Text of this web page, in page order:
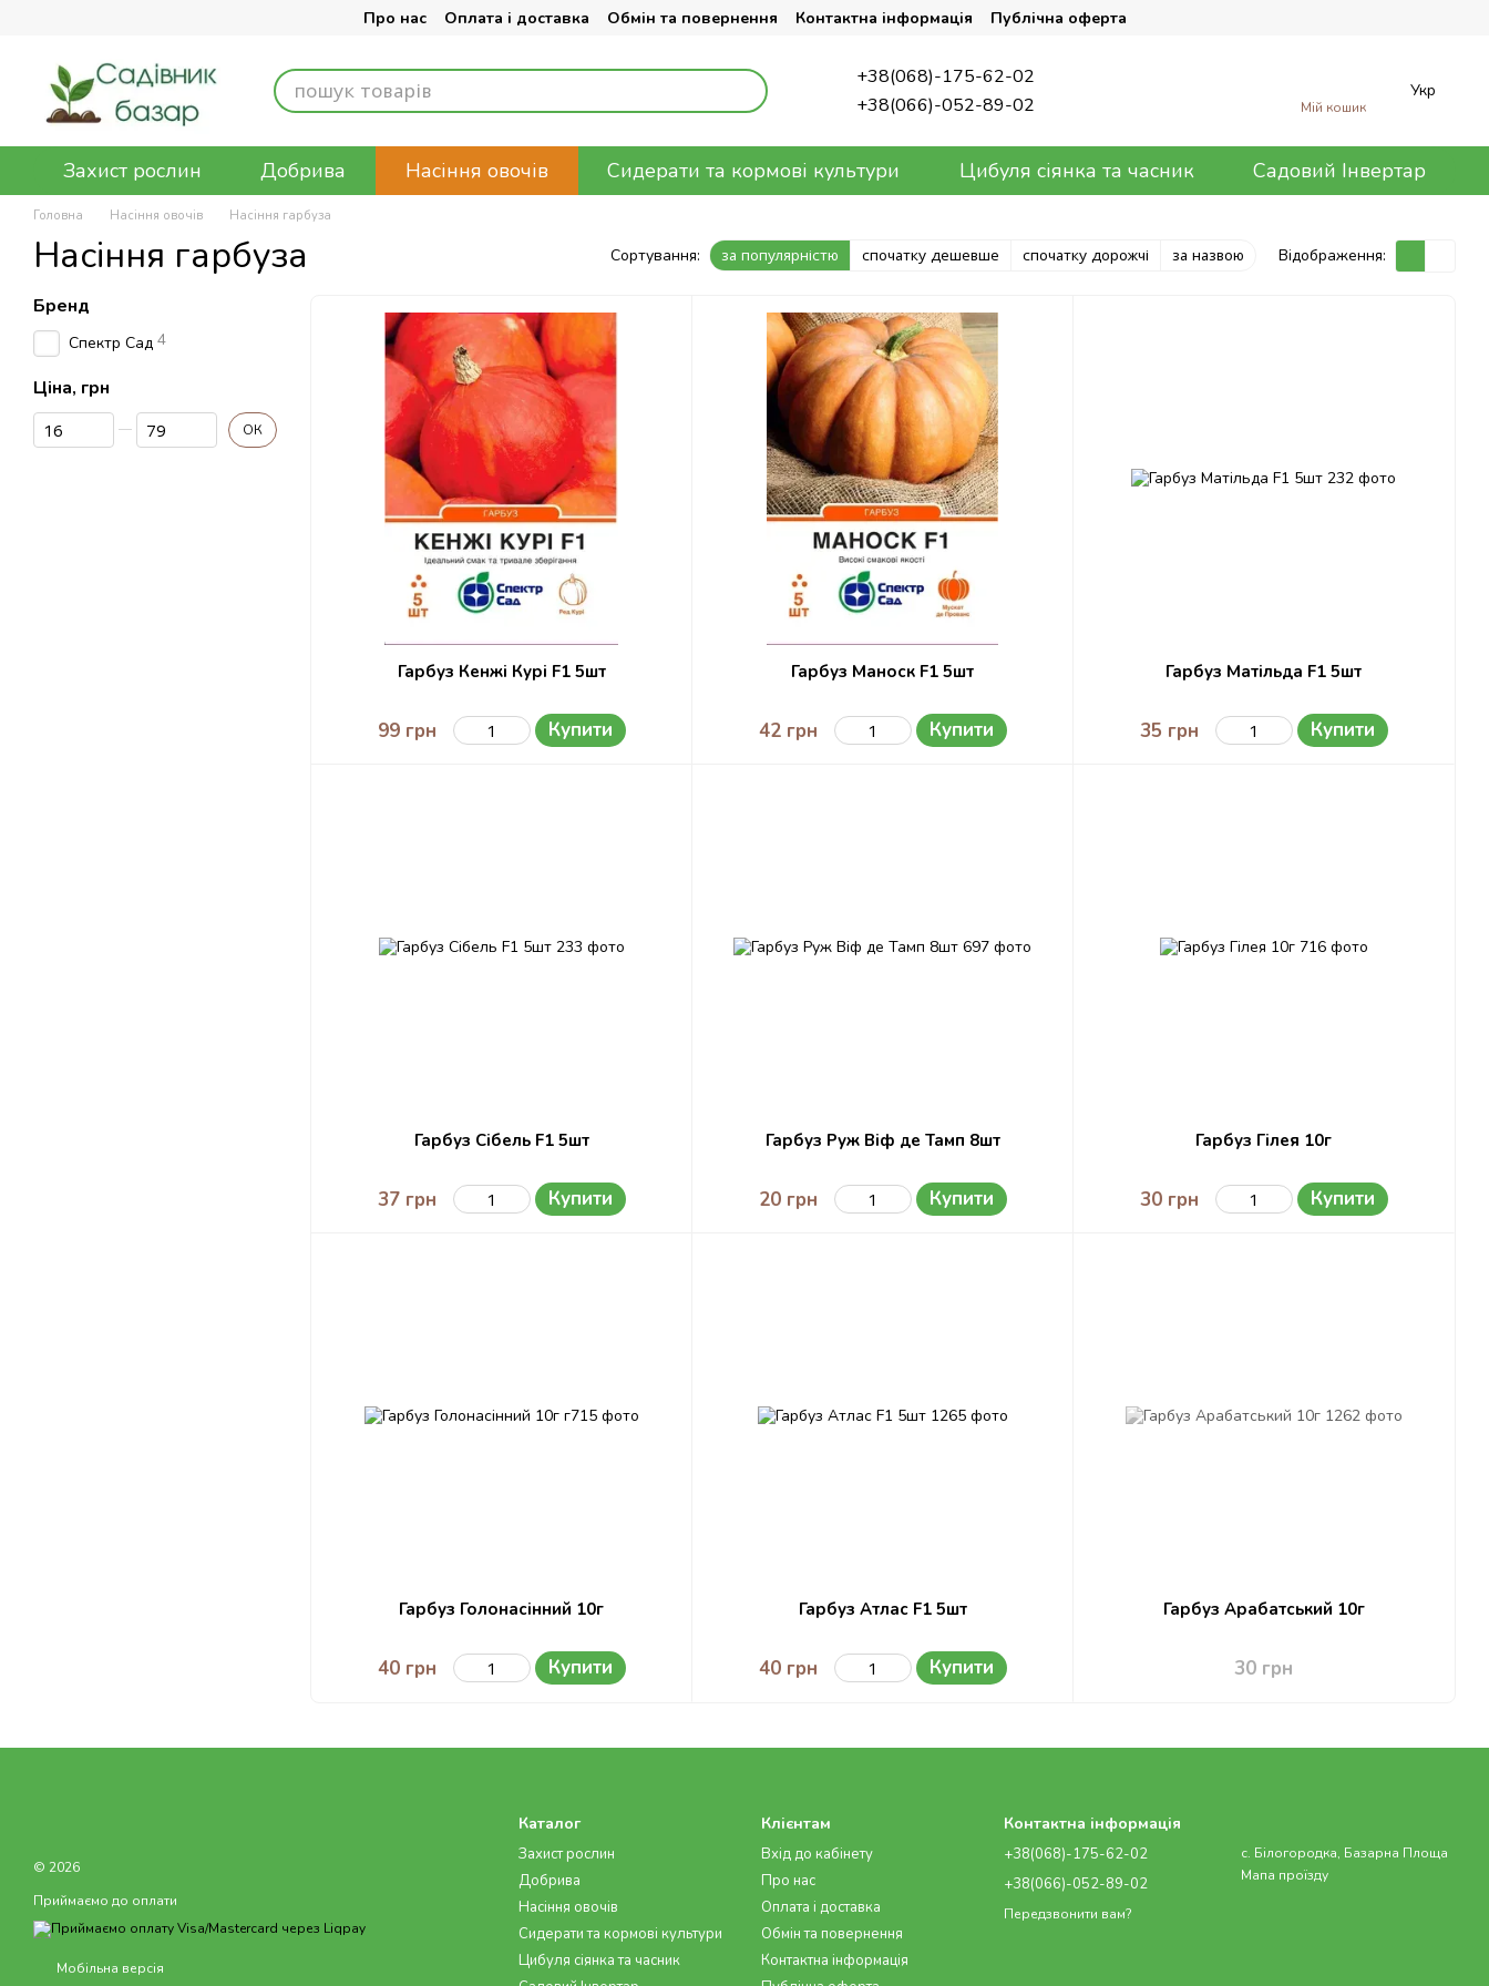
Про нас Оплата і доставка Обмін та повернення Контактна інформація Публічна оферта
+38(068)-175-62-02
+38(066)-052-89-02
Мій кошик
Укр
Захист рослин Добрива Насіння овочів Сидерати та кормові культури Цибуля сіянка та часник Садовий Інвертар
Головна Насіння овочів Насіння гарбуза
Насіння гарбуза Сортування: за популярністю спочатку дешевше спочатку дорожчі за назвою Відображення:
Гарбуз Кенжі Курі F1 5шт
99 грн Купити
Гарбуз Маноск F1 5шт
42 грн Купити
Гарбуз Матільда F1 5шт
35 грн Купити
Гарбуз Сібель F1 5шт
37 грн Купити
Гарбуз Руж Віф де Тамп 8шт
20 грн Купити
Гарбуз Гілея 10г
30 грн Купити
Гарбуз Голонасінний 10г
40 грн Купити
Гарбуз Атлас F1 5шт
40 грн Купити
Гарбуз Арабатський 10г
30 грн
Бренд
Спектр Сад 4
Ціна, грн
Від Ціна, грн
До Ціна, грн ОК
© 2026
Приймаємо до оплати
Мобільна версія
Каталог
Захист рослин
Добрива
Насіння овочів
Сидерати та кормові культури
Цибуля сіянка та часник
Клієнтам
Вхід до кабінету
Про нас
Оплата і доставка
Обмін та повернення
Контактна інформація
Контактна інформація
+38(068)-175-62-02
+38(066)-052-89-02
Передзвонити вам?
с. Білогородка, Базарна Площа
Мапа проїзду